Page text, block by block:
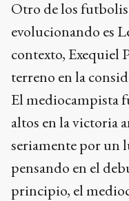
Otro de los
evolucionando es
contexto, Exequiel
terreno en la
El mediocampista
altos en la victoria
seriamente por un
pensando en el
principio, el